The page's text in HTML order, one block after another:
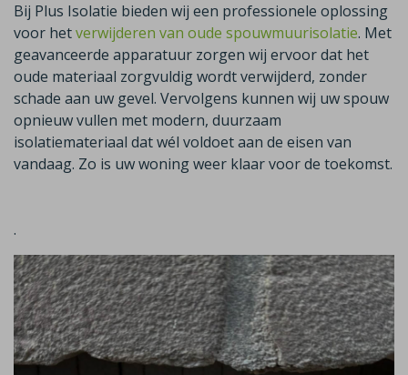
Bij Plus Isolatie bieden wij een professionele oplossing
voor hetverwijderen van oude spouwmuurisolatie. Met
geavanceerde apparatuur zorgen wij ervoor dat het
oude materiaal zorgvuldig wordt verwijderd, zonder
schade aan uw gevel. Vervolgens kunnen wij uw spouw
opnieuw vullen met modern, duurzaam
isolatiemateriaal dat wél voldoet aan de eisen van
vandaag. Zo is uw woning weer klaar voor de toekomst.
.